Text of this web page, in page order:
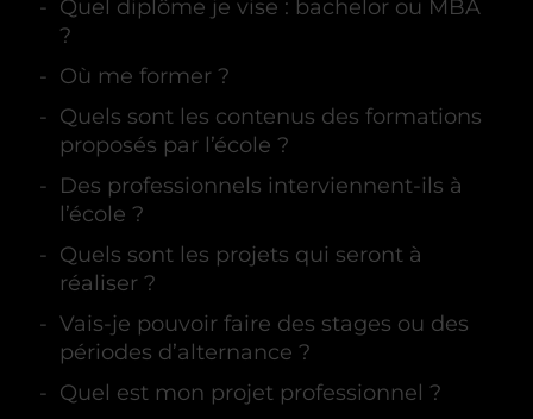
Quel diplôme je vise : bachelor ou MBA
?
Où me former ?
Quels sont les contenus des formations
proposés par l’école ?
Des professionnels interviennent-ils à
l’école ?
Quels sont les projets qui seront à
réaliser ?
Vais-je pouvoir faire des stages ou des
périodes d’alternance ?
Quel est mon projet professionnel ?